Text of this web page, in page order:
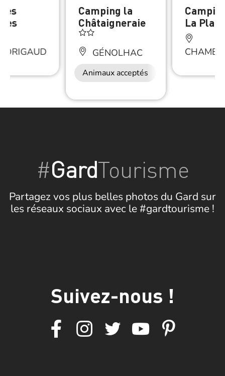
Camping la
Châtaigneraie
GÉNOLHAC
Animaux acceptés
La
#GardTourisme
Partagez vos plus belles photos du Gard sur
les réseaux sociaux avec le #gardtourisme !
Suivez-nous !